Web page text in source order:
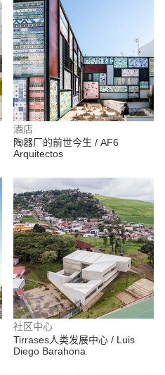
酒店
陶器厂的前世今生 / AF6
Arquitectos
社区中心
Tirrases人类发展中心 / Luis
Diego Barahona